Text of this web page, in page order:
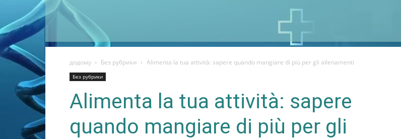
додому Без рубрики Alimenta la tua attività: sapere quando mangiare di più per gli allenamenti
Без рубрики
Alimenta la tua attività: sapere
quando mangiare di più per gli